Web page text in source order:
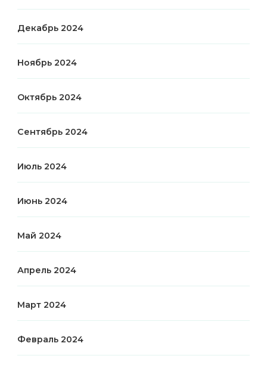
Декабрь 2024
Ноябрь 2024
Октябрь 2024
Сентябрь 2024
Июль 2024
Июнь 2024
Май 2024
Апрель 2024
Март 2024
Февраль 2024